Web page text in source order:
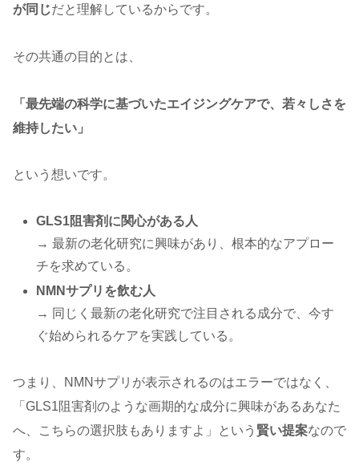
が同じだと理解しているからです。
その共通の目的とは、
「最先端の科学に基づいたエイジングケアで、若々しさを
維持したい」
という想いです。
GLS1阻害剤に関心がある人
→ 最新の老化研究に興味があり、根本的なアプロー
チを求めている。
NMNサプリを飲む人
→ 同じく最新の老化研究で注目される成分で、今す
ぐ始められるケアを実践している。
つまり、NMNサプリが表示されるのはエラーではなく、
「GLS1阻害剤のような画期的な成分に興味があるあなた
へ、こちらの選択肢もありますよ」という 賢い提案なので
す。